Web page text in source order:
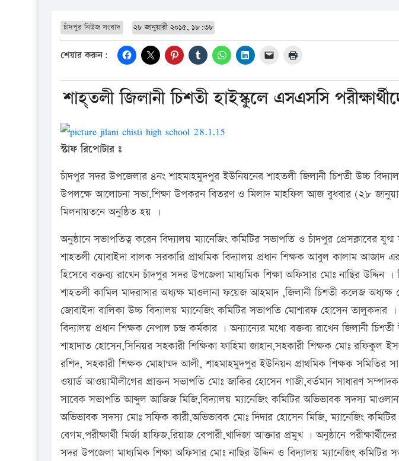
চাঁদপুর নিউজ সংবাদ ২৮ জানুয়ারী ২০১৫, ১৮:৩৮
শেয়ার করুন:
শাহ্তলী জিলানী চিশতী হাইস্কুলে এসএসসি
স্টাফ রিপোটার ঃ
চাঁদপুর সদর উপজেলার ৪নং শাহমাহমুদপুর ইউনিয়নের শাহতলী জিলানী চিশতী উচ্চ
উপলক্ষে আলোচনা সভা,শিক্ষা উপকরন বিতরণ ও মিলাদ মাহফিল আজ বুধবার (২৮
মিলনায়তনে অনুষ্ঠিত হয় ।
অনুষ্ঠানে সভাপতিত্ব করেন বিদ্যালয় ম্যানেজিং কমিটির সভাপতি ও চাঁদপুর প্রেসক্লাবের
শাহতলী যোবাইদা বালক সরকারি প্রাথমিক বিদ্যালয় প্রধান শিক্ষক আবুল কালাম আজাদ এর
হিসেবে বক্তব্য রাখেন চাঁদপুর সদর উপজেলা মাধ্যমিক শিক্ষা অফিসার মোঃ নাছির উদ্দিন ।
শাহতলী কামিল মাদরাসার অধ্যক্ষ মাওলানা ফয়েজ আহমাদ ,জিলানী চিশতী কলেজ
জোবাইদা বালিকা উচ্চ বিদ্যালয় ম্যানেজিং কমিটির সভাপতি মোশারফ হোসেন তালুকদার ।
বিদ্যালয় প্রধান শিক্ষক নেপাল চন্দ্র কর্মকার । অন্যান্যের মধ্যে বক্তব্য রাখেন জিলানী
শাহাদাত হোসেন,সিনিয়র সহকারী শিক্ষিকা ফাহিমা জাহান,সহকারী শিক্ষক মোঃ রফিকুল
রশিদ, সহকারী শিক্ষক মোহাম্মদ আলী, শাহমাহমুদপুর ইউনিয়ন প্রাথমিক শিক্ষক সমিতির
ওয়ার্ড আওয়ামীলীগের প্রাক্তন সভাপতি মোঃ জাকির হোসেন গাজী,বর্তমান সাধারণ
সাবেক সভাপতি আব্দুল আজিজ মিজি,বিদ্যালয় ম্যানেজিং কমিটির অভিভাবক সদস্য
অভিভাবক সদস্য মোঃ সফিক কারী,অভিভাবক মোঃ দিদার হোসেন মিজি, ম্যানেজিং
বেগম,পরীক্ষার্থী মির্জা হাফিজ,রিয়াজ বেপারী,খাদিজা আক্তার প্রমুখ । অনুষ্ঠানে
সদর উপজেলা মাধ্যমিক শিক্ষা অফিসার মোঃ নাছির উদ্দিন ও বিদ্যালয় ম্যানেজিং কমিটির